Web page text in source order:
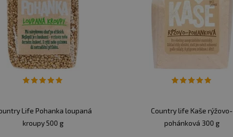
Life Pohanka loupaná
kroupy 500 g
Country life Kaše rýžovo-
pohánková 300 g